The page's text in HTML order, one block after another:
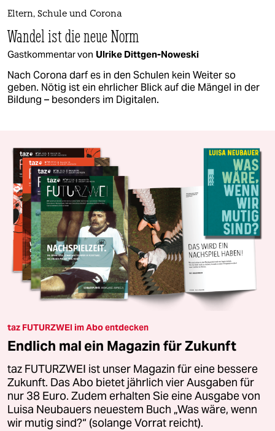
Eltern, Schule und Corona
Wandel ist die neue Norm
Gastkommentar von Ulrike Dittgen-Noweski
Nach Corona darf es in den Schulen kein Weiter so
geben. Nötig ist ein ehrlicher Blick auf die Mängel in der
Bildung – besonders im Digitalen.
taz FUTURZWEI im Abo entdecken
Endlich mal ein Magazin für Zukunft
taz FUTURZWEI ist unser Magazin für eine bessere
Zukunft. Das Abo bietet jährlich vier Ausgaben für
nur 38 Euro. Zudem erhalten Sie eine Ausgabe von
Luisa Neubauers neuestem Buch „Was wäre, wenn
wir mutig sind?“ (solange Vorrat reicht).